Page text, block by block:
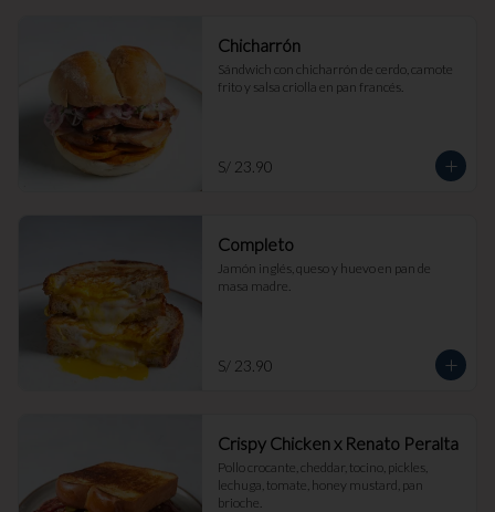
Chicharrón
Sándwich con chicharrón de cerdo, camote
frito y salsa criolla en pan francés.
S/ 23.90
Completo
Jamón inglés, queso y huevo en pan de
masa madre.
S/ 23.90
Crispy Chicken x Renato Peralta
Pollo crocante, cheddar, tocino, pickles,
lechuga, tomate, honey mustard, pan
brioche.